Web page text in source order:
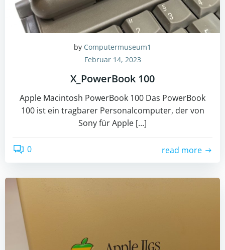
by Computermuseum1
Februar 14, 2023
X_PowerBook 100
Apple Macintosh PowerBook 100 Das PowerBook
100 ist ein tragbarer Personalcomputer, der von
Sony für Apple […]
0 read more